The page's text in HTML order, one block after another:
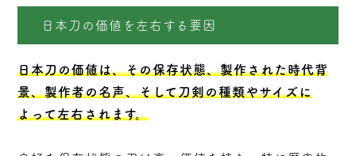
日本刀の価値を左右する要因
日本刀の価値は、その保存状態、製作された時代背
景、製作者の名声、そして刀剣の種類やサイズに
よって左右されます。